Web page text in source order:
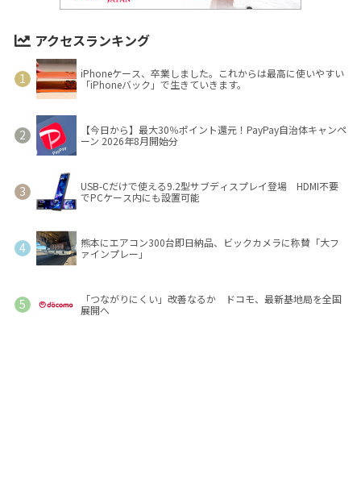
アクセスランキング
iPhoneケース、卒業しました。これからは最高に使いやすい
「iPhoneバック」で生きていきます。
【今日から】最大30％ポイント還元！PayPay自治体キャンペ
ーン 2026年8月開始分
USB-Cだけで使える9.2型サブディスプレイ登場 HDMI不要
でPCケース内にも設置可能
熊本にエアコン300台即日納品、ビックカメラに称賛「大フ
ァインプレー」
「つながりにくい」改善なるか ドコモ、最新基地局を全国
展開へ